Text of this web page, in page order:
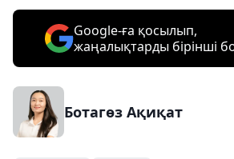
Google-ға қосылып,
жаңалықтарды бірінші
Ботагөз Ақиқат